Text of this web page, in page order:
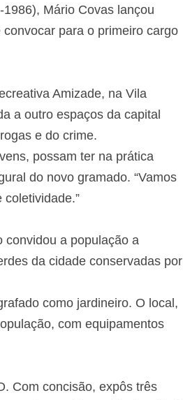
Mário Covas lançou
para o primeiro cargo
Amizade, na Vila
a outro espaços da capital
e do crime.
possam ter na prática
do novo gramado. “Vamos
convidou a população a
da cidade conservadas por
como jardineiro. O local,
com equipamentos
Com concisão, expôs três